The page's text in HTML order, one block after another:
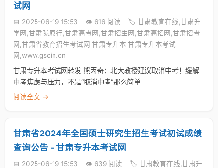
试网
📅 2025-06-19 15:53 👁️ 616 阅读
🏷️ 甘肃教育在线,甘肃升
学网,甘肃陇原行,甘肃高考网,甘肃招生网,甘肃高招网,甘肃招考
网,甘肃省教育招生考试网,甘肃专升本,甘肃专升本考试
网,www.gscin.cn
甘肃专升本考试网转发 熊丙奇：北大教授建议取消中考！缓解
中考焦虑与压力，不是“取消中考”那么简单
阅读全文 →
甘肃省2024年全国硕士研究生招生考试初试成绩
查询公告 - 甘肃专升本考试网
📅 2025-06-19 15:53 👁️ 639 阅读
🏷️ 甘肃教育在线,甘肃升